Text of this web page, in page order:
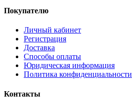
Покупателю
Личный кабинет
Регистрация
Доставка
Способы оплаты
Юридическая информация
Политика конфиденциальности
Контакты